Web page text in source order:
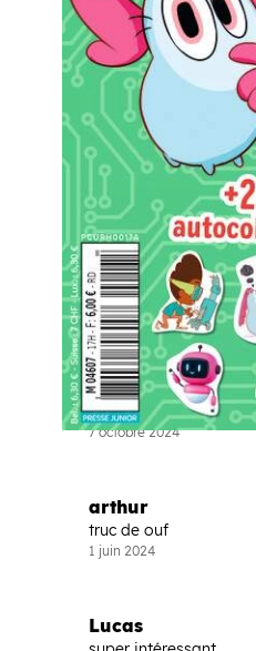
lea
trop bien!!!
8 octobre 2025
Juliette
Hyper intéressant.
21 août 2025
Mia
C'est trop bien
11 février 2025
tiler
tros bien !
7 octobre 2024
arthur
truc de ouf
1 juin 2024
Lucas